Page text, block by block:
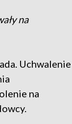
na
Uchwalenie
na